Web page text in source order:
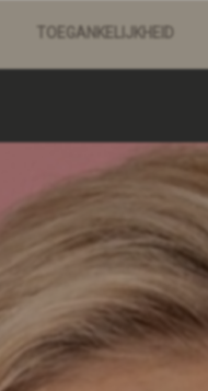
TOEGANKELIJKHEID